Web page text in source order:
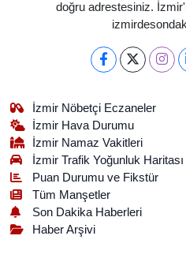
doğru adrestesiniz.
İzmir Nöbetçi Eczaneler
İzmir Hava Durumu
İzmir Namaz Vakitleri
İzmir Trafik Yoğunluk Haritası
Puan Durumu ve Fikstür
Tüm Manşetler
Son Dakika Haberleri
Haber Arşivi